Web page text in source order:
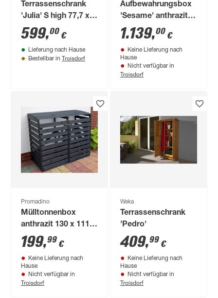
Terrassenschrank
'Julia' S high 77,7 x
180,9 x 40,9 cm
dunkelgrau-metallic
599,00 €
Lieferung nach Hause
Bestellbar in Troisdorf
Aufbewahrungsbox
'Sesame' anthrazit
Stahl 76 x 185 x 139
cm
1.139,00 €
Keine Lieferung nach
Hause
Nicht verfügbar in
Troisdorf
Promadino
Mülltonnenbox
anthrazit 130 x 111 x
63 cm
199,99 €
Keine Lieferung nach
Hause
Nicht verfügbar in
Troisdorf
Weka
Terrassenschrank
'Pedro'
409,99 €
Keine Lieferung nach
Hause
Nicht verfügbar in
Troisdorf